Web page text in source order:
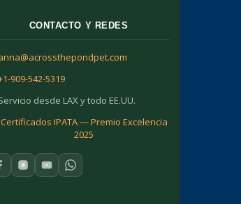
CONTACTO Y REDES
909-542-5319
desde LAX y todo EE.UU.
Certificados IPATA — Premio Excelencia
2025